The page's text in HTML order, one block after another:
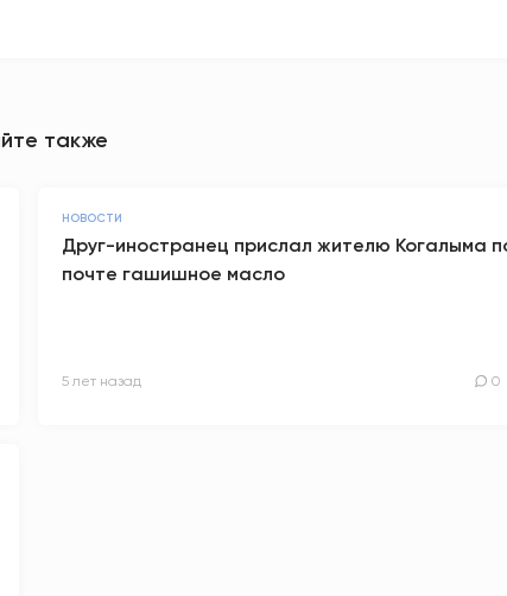
также
НОВОСТИ
Друг-иностранец прислал жителю Когалыма
почте гашишное масло
5 лет назад 0